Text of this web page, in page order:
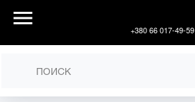
+380 66 017-49-59